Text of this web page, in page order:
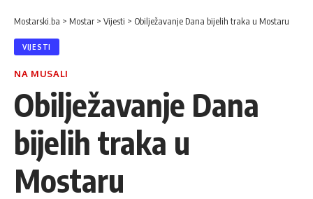
Mostarski.ba > Mostar > Vijesti > Obilježavanje Dana bijelih traka u Mostaru
VIJESTI
NA MUSALI
Obilježavanje Dana
bijelih traka u
Mostaru